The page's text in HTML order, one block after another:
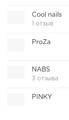
Cool nails
1 отзыв
ProZa
NABS
3 отзыва
PINKY